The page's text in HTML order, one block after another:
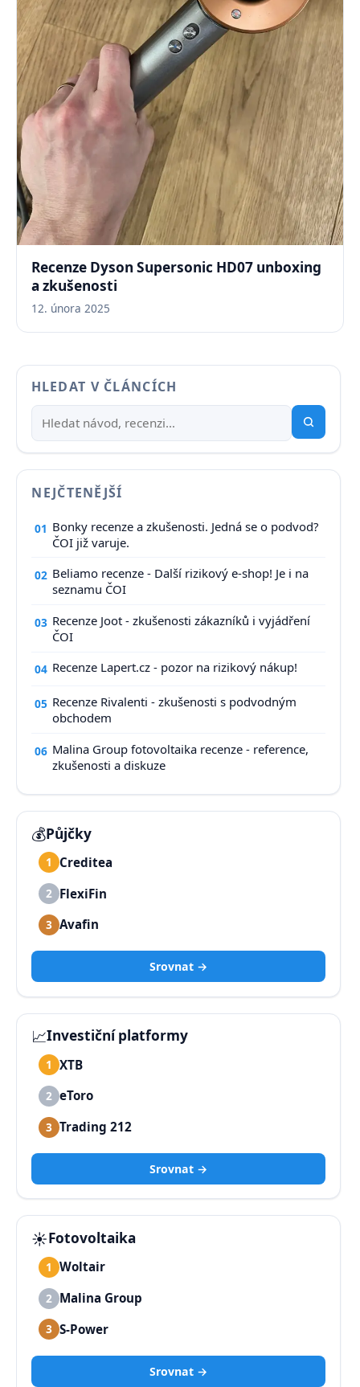
Recenze Dyson Supersonic HD07 unboxing
a zkušenosti
12. února 2025
HLEDAT V ČLÁNCÍCH
NEJČTENĚJŠÍ
01 Bonky recenze a zkušenosti. Jedná se o podvod?
ČOI již varuje.
02 Beliamo recenze - Další rizikový e-shop! Je i na
seznamu ČOI
03 Recenze Joot - zkušenosti zákazníků i vyjádření
ČOI
04 Recenze Lapert.cz - pozor na rizikový nákup!
05 Recenze Rivalenti - zkušenosti s podvodným
obchodem
06 Malina Group fotovoltaika recenze - reference,
zkušenosti a diskuze
💰Půjčky
1 Creditea
2 FlexiFin
3 Avafin
Srovnat →
📈Investiční platformy
1 XTB
2 eToro
3 Trading 212
Srovnat →
☀️Fotovoltaika
1 Woltair
2 Malina Group
3 S-Power
Srovnat →